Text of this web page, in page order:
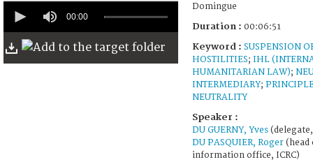
seconds
minutes,
51
00:00
Domingue
Duration : 00:06:51
Keyword : SUSPENSION
HOSTILITIES; IHL
HUMANITARIAN LAW);
INTERMEDIARY;
NEUTRALITY
Speaker :
DU GUERNY, Yves
DU PASQUIER, Roger (head
information office, ICRC)